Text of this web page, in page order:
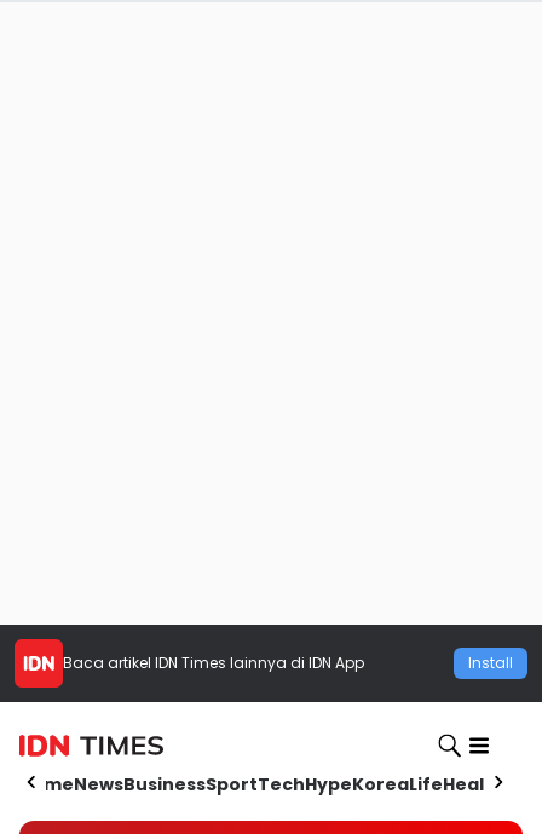
Baca artikel IDN Times lainnya di IDN App Install
HomeNewsBusinessSportTechHypeKoreaLifeHealth